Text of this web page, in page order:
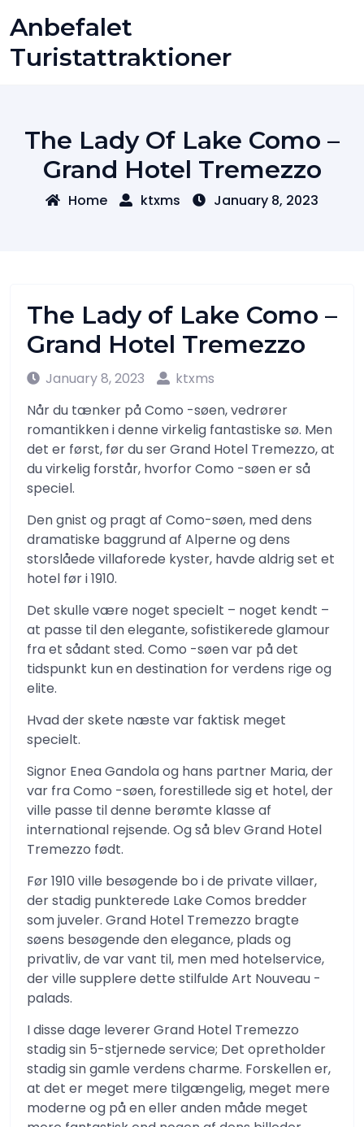
to
content
Anbefalet
Turistattraktioner
The Lady Of Lake Como –
Grand Hotel Tremezzo
Home ktxms January 8, 2023
The Lady of Lake Como –
Grand Hotel Tremezzo
January 8, 2023
ktxms
Når du tænker på Como -søen, vedrører
romantikken i denne virkelig fantastiske sø. Men
det er først, før du ser Grand Hotel Tremezzo, at
du virkelig forstår, hvorfor Como -søen er så
speciel.
Den gnist og pragt af Como-søen, med dens
dramatiske baggrund af Alperne og dens
storslåede villaforede kyster, havde aldrig set et
hotel før i 1910.
Det skulle være noget specielt – noget kendt –
at passe til den elegante, sofistikerede glamour
fra et sådant sted. Como -søen var på det
tidspunkt kun en destination for verdens rige og
elite.
Hvad der skete næste var faktisk meget
specielt.
Signor Enea Gandola og hans partner Maria, der
var fra Como -søen, forestillede sig et hotel, der
ville passe til denne berømte klasse af
international rejsende. Og så blev Grand Hotel
Tremezzo født.
Før 1910 ville besøgende bo i de private villaer,
der stadig punkterede Lake Comos bredder
som juveler. Grand Hotel Tremezzo bragte
søens besøgende den elegance, plads og
privatliv, de var vant til, men med hotelservice,
der ville supplere dette stilfulde Art Nouveau -
palads.
I disse dage leverer Grand Hotel Tremezzo
stadig sin 5-stjernede service; Det opretholder
stadig sin gamle verdens charme. Forskellen er,
at det er meget mere tilgængelig, meget mere
moderne og på en eller anden måde meget